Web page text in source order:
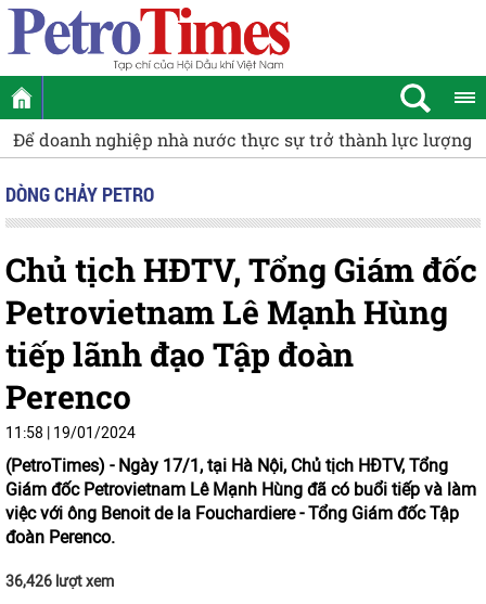
nghiệp nhà nước thực sự trở thành lực lượng dẫn
DÒNG CHẢY PETRO
Chủ tịch HĐTV, Tổng Giám đốc
Petrovietnam Lê Mạnh Hùng
tiếp lãnh đạo Tập đoàn
Perenco
11:58 | 19/01/2024
(PetroTimes) - Ngày 17/1, tại Hà Nội, Chủ tịch HĐTV, Tổng
Giám đốc Petrovietnam Lê Mạnh Hùng đã có buổi tiếp và làm
việc với ông Benoit de la Fouchardiere - Tổng Giám đốc Tập
đoàn Perenco.
36,426 lượt xem